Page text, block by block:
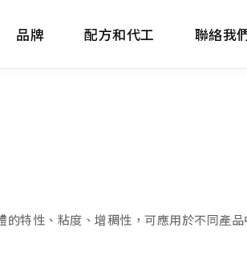
品牌 配方和代工 聯絡我
特性、粘度、增稠性，可應用於不同產